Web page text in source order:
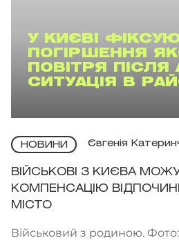
У КИЄВІ
ПОГІРШЕННЯ
ПОВІТРЯ ПІСЛЯ
СИТУАЦІЯ В
НОВИНИ Євгенія
ВІЙСЬКОВІ З КИЄВА
КОМПЕНСАЦІЮ
МІСТО
Військовий з родиною.